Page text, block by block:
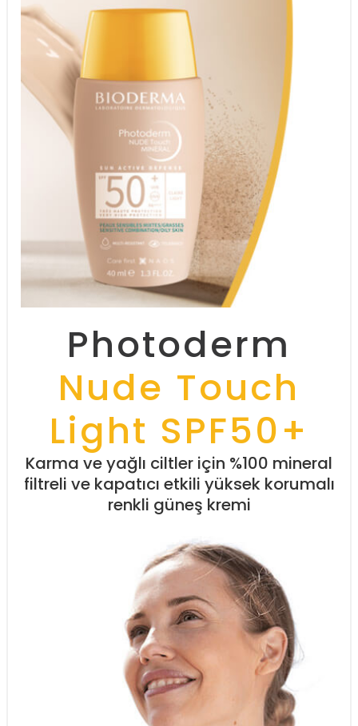
Photoderm
Nude Touch
Light SPF50+
Karma ve yağlı ciltler için %100 mineral
filtreli ve kapatıcı etkili yüksek korumalı
renkli güneş kremi